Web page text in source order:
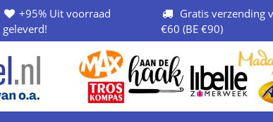
+95% Uit voorraad
geleverd!
Gratis verzending
€60 (BE €90)